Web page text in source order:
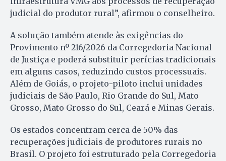
judicial do produtor rural”, afirmou o conselheiro.
A solução também atende às exigências do
Provimento nº 216/2026 da Corregedoria Nacional
de Justiça e poderá substituir perícias tradicionais
em alguns casos, reduzindo custos processuais.
Além de Goiás, o projeto-piloto inclui unidades
judiciais de São Paulo, Rio Grande do Sul, Mato
Grosso, Mato Grosso do Sul, Ceará e Minas Gerais.
Os estados concentram cerca de 50% das
recuperações judiciais de produtores rurais no
Brasil. O projeto foi estruturado pela Corregedoria